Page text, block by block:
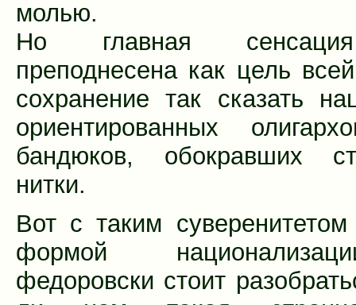
молью.
Но главная
преподнесена как цель
сохранение так сказать
ориентированных
бандюков, обокравших
нитки.
Вот с таким
формой
федоровски стоит